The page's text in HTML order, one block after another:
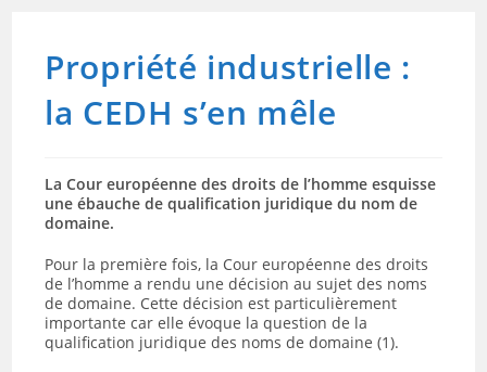
Propriété industrielle :
la CEDH s’en mêle
La Cour européenne des droits de l’homme esquisse
une ébauche de qualification juridique du nom de
domaine.
Pour la première fois, la Cour européenne des droits
de l’homme a rendu une décision au sujet des noms
de domaine. Cette décision est particulièrement
importante car elle évoque la question de la
qualification juridique des noms de domaine (1).